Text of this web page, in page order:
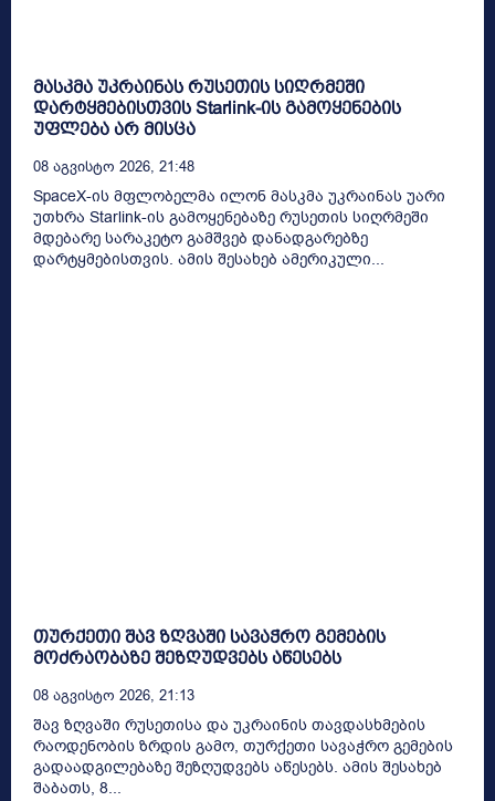
მასკმა უკრაინას რუსეთის სიღრმეში
დარტყმებისთვის Starlink-ის გამოყენების
უფლება არ მისცა
08 Აგვისტო 2026, 21:48
SpaceX-ის მფლობელმა ილონ მასკმა უკრაინას უარი
უთხრა Starlink-ის გამოყენებაზე რუსეთის სიღრმეში
მდებარე სარაკეტო გამშვებ დანადგარებზე
დარტყმებისთვის. ამის შესახებ ამერიკული...
თურქეთი შავ ზღვაში სავაჭრო გემების
მოძრაობაზე შეზღუდვებს აწესებს
08 Აგვისტო 2026, 21:13
შავ ზღვაში რუსეთისა და უკრაინის თავდასხმების
რაოდენობის ზრდის გამო, თურქეთი სავაჭრო გემების
გადაადგილებაზე შეზღუდვებს აწესებს. ამის შესახებ
შაბათს, 8...